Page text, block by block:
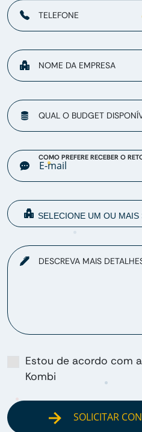
TELEFONE
NOME DA EMPRESA
QUAL O BUDGET
COMO PREFERE RECEBER O
DESCREVA MAIS
Estou de acordo com
Kombi
SOLICITAR